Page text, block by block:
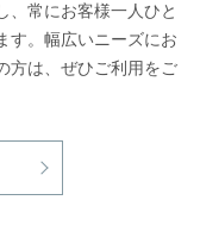
、常にお客様一人ひと
す。幅広いニーズにお
方は、ぜひご利用をご